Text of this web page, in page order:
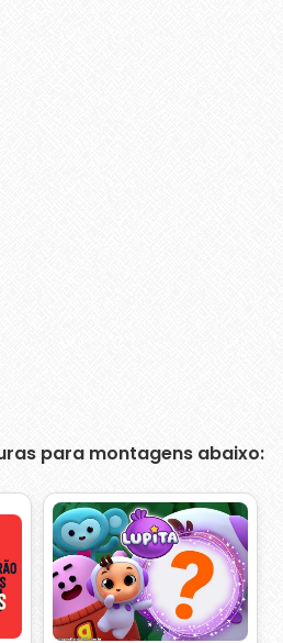
para montagens abaixo: